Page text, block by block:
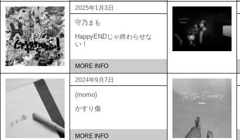
2025年1月3日
守乃まも
HappyENDじゃ終わらせな
い！
MORE INFO
2024年9月7日
(momo)
かすり傷
MORE INFO